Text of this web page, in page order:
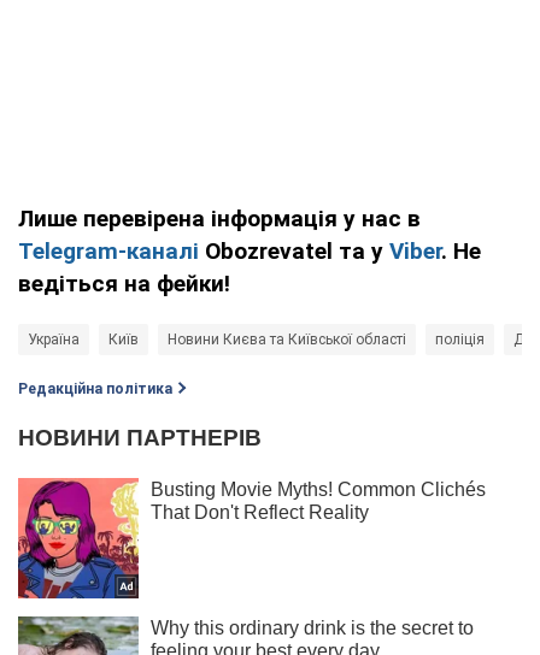
Лише перевірена інформація у нас в
Telegram-каналі Obozrevatel та у Viber. Не
ведіться на фейки!
Україна Київ Новини Києва та Київської області поліція
Редакційна політика